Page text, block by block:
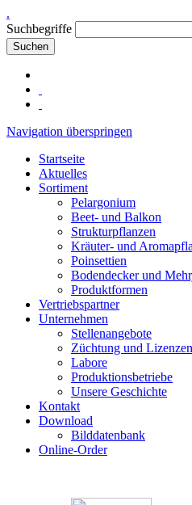
.
Suchbegriffe
Suchen
Navigation überspringen
Startseite
Aktuelles
Sortiment
Pelargonium
Beet- und Balkon
Strukturpflanzen
Kräuter- und
Poinsettien
Bodendecker und
Produktformen
Vertriebspartner
Unternehmen
Stellenangebote
Züchtung und Lizenzen
Labore
Produktionsbetriebe
Unsere Geschichte
Kontakt
Download
Bilddatenbank
Online-Order